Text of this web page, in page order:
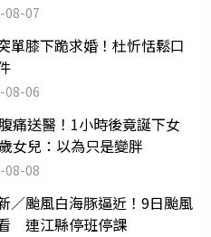
08-07
單膝下跪求婚！杜忻恬鬆口
08-06
痛送醫！1小時後竟誕下女
女兒：以為只是變胖
08-08
／颱風白海豚逼近！9日颱風
連江縣停班停課